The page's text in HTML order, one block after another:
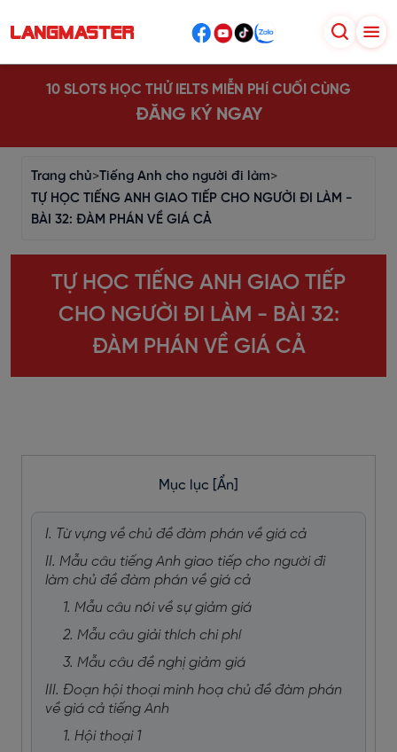
10 SLOTS HỌC THỬ IELTS MIỄN PHÍ CUỐI CÙNG
ĐĂNG KÝ NGAY
Trang chủ>Tiếng Anh cho người đi làm>
TỰ HỌC TIẾNG ANH GIAO TIẾP CHO NGƯỜI ĐI LÀM -
BÀI 32: ĐÀM PHÁN VỀ GIÁ CẢ
TỰ HỌC TIẾNG ANH GIAO TIẾP
CHO NGƯỜI ĐI LÀM - BÀI 32:
ĐÀM PHÁN VỀ GIÁ CẢ
Mục lục [Ẩn]
I. Từ vựng về chủ đề đàm phán về giá cả
II. Mẫu câu tiếng Anh giao tiếp cho người đi
làm chủ đề đàm phán về giá cả
1. Mẫu câu nói về sự giảm giá
2. Mẫu câu giải thích chi phí
3. Mẫu câu đề nghị giảm giá
III. Đoạn hội thoại minh hoạ chủ đề đàm phán
về giá cả tiếng Anh
1. Hội thoại 1